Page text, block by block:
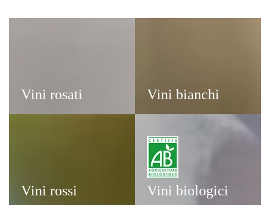
Vini rosati Vini bianchi
Vini rossi
biologici
Vini biologici